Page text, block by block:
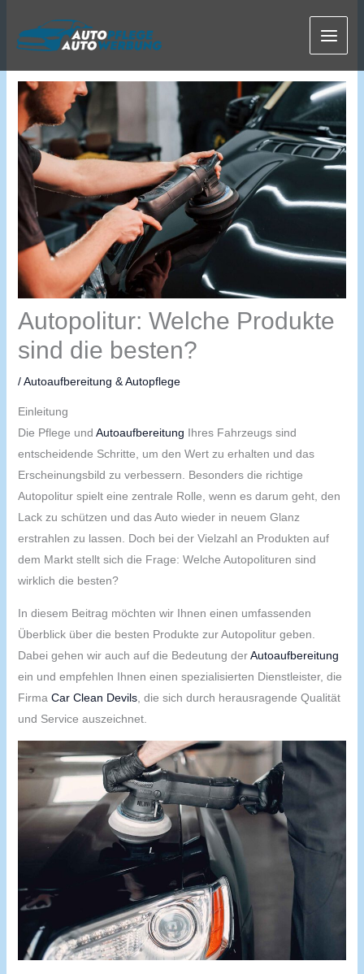
Inhalt
springen
Autopolitur: Welche Produkte
sind die besten?
/Autoaufbereitung & Autopflege
Einleitung
Die Pflege und Autoaufbereitung Ihres Fahrzeugs sind
entscheidende Schritte, um den Wert zu erhalten und das
Erscheinungsbild zu verbessern. Besonders die richtige
Autopolitur spielt eine zentrale Rolle, wenn es darum geht, den
Lack zu schützen und das Auto wieder in neuem Glanz
erstrahlen zu lassen. Doch bei der Vielzahl an Produkten auf
dem Markt stellt sich die Frage: Welche Autopolituren sind
wirklich die besten?
In diesem Beitrag möchten wir Ihnen einen umfassenden
Überblick über die besten Produkte zur Autopolitur geben.
Dabei gehen wir auch auf die Bedeutung derAutoaufbereitung
ein und empfehlen Ihnen einen spezialisierten Dienstleister, die
Firma Car Clean Devils, die sich durch herausragende Qualität
und Service auszeichnet.